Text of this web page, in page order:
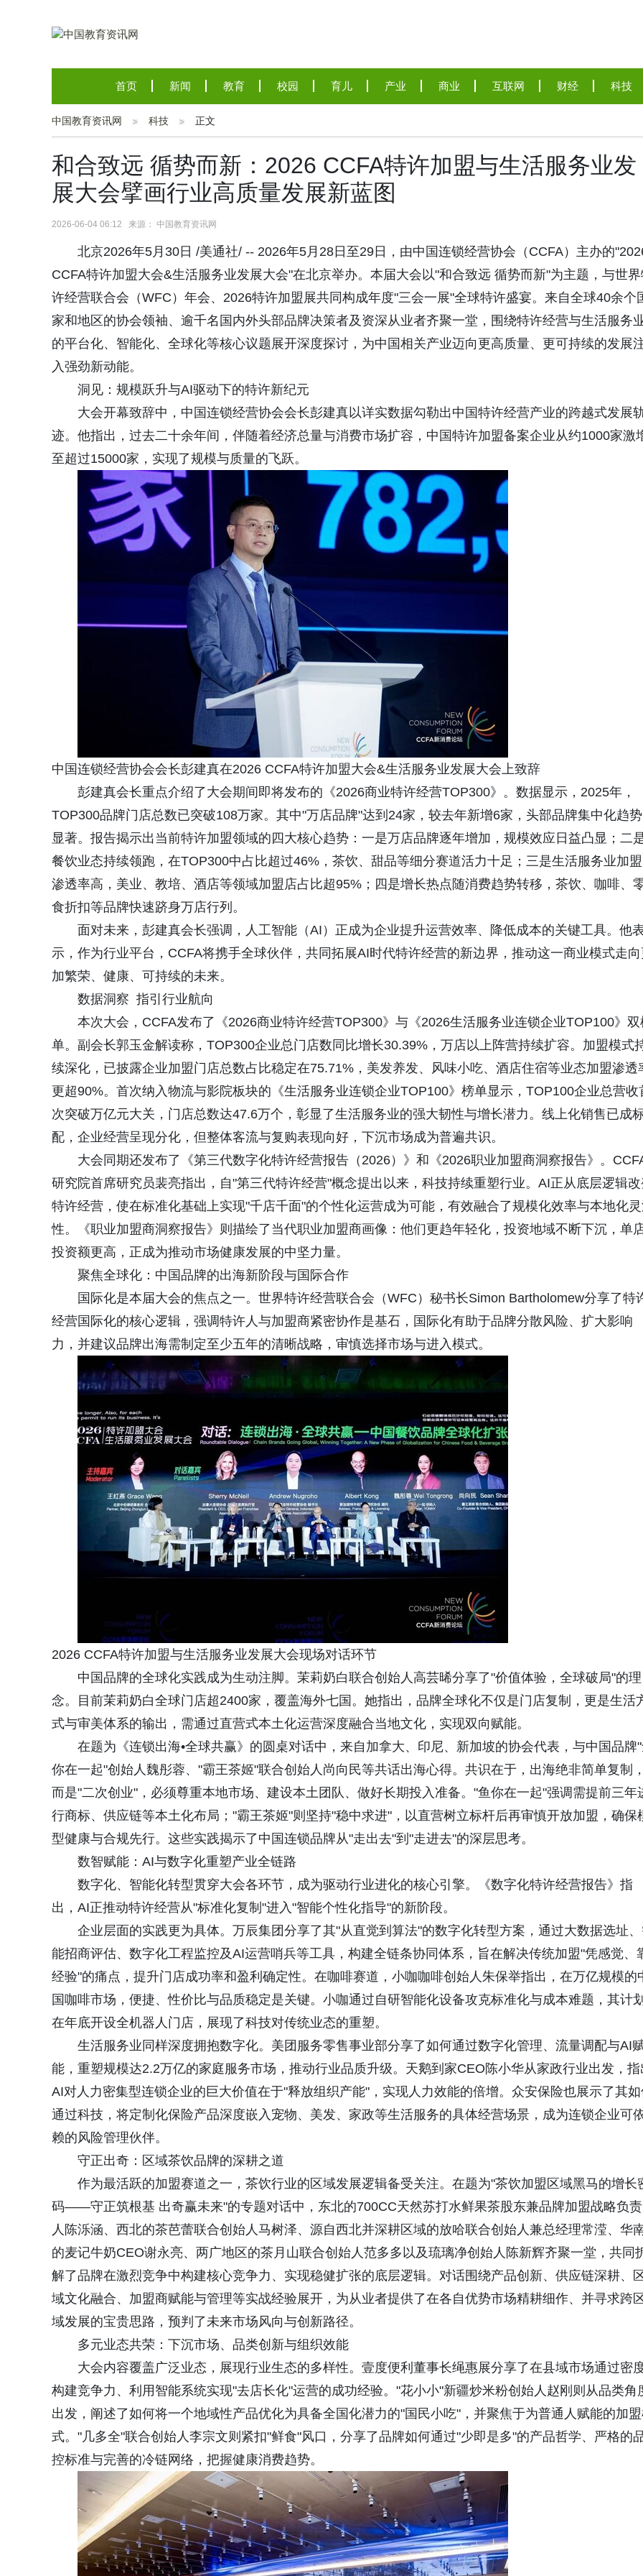
首页 新闻 教育 校园 育儿 产业 商业 互联网 财经 科技
中国教育资讯网 科技 正文
和合致远 循势而新：2026 CCFA特许加盟与生活服务业发
展大会擘画行业高质量发展新蓝图
2026-06-04 06:12 来源： 中国教育资讯网
北京2026年5月30日 /美通社/ -- 2026年5月28日至29日，由中国连锁经营协会（CCFA）主办的
CCFA特许加盟大会&生活服务业发展大会"在北京举办。本届大会以"和合致远 循势而新"为主题，与世
许经营联合会（WFC）年会、2026特许加盟展共同构成年度"三会一展"全球特许盛宴。来自全球40余个
家和地区的协会领袖、逾千名国内外头部品牌决策者及资深从业者齐聚一堂，围绕特许经营与生活服务
的平台化、智能化、全球化等核心议题展开深度探讨，为中国相关产业迈向更高质量、更可持续的发展
入强劲新动能。
洞见：规模跃升与AI驱动下的特许新纪元
大会开幕致辞中，中国连锁经营协会会长彭建真以详实数据勾勒出中国特许经营产业的跨越式发展
迹。他指出，过去二十余年间，伴随着经济总量与消费市场扩容，中国特许加盟备案企业从约1000家激
至超过15000家，实现了规模与质量的飞跃。
中国连锁经营协会会长彭建真在2026 CCFA特许加盟大会&生活服务业发展大会上致辞
彭建真会长重点介绍了大会期间即将发布的《2026商业特许经营TOP300》。数据显示，2025年，
TOP300品牌门店总数已突破108万家。其中"万店品牌"达到24家，较去年新增6家，头部品牌集中化趋势
显著。报告揭示出当前特许加盟领域的四大核心趋势：一是万店品牌逐年增加，规模效应日益凸显；二
餐饮业态持续领跑，在TOP300中占比超过46%，茶饮、甜品等细分赛道活力十足；三是生活服务业加盟
渗透率高，美业、教培、酒店等领域加盟店占比超95%；四是增长热点随消费趋势转移，茶饮、咖啡、
食折扣等品牌快速跻身万店行列。
面对未来，彭建真会长强调，人工智能（AI）正成为企业提升运营效率、降低成本的关键工具。他
示，作为行业平台，CCFA将携手全球伙伴，共同拓展AI时代特许经营的新边界，推动这一商业模式走向
加繁荣、健康、可持续的未来。
数据洞察 指引行业航向
本次大会，CCFA发布了《2026商业特许经营TOP300》与《2026生活服务业连锁企业TOP100》双
单。副会长郭玉金解读称，TOP300企业总门店数同比增长30.39%，万店以上阵营持续扩容。加盟模式
续深化，已披露企业加盟门店总数占比稳定在75.71%，美发养发、风味小吃、酒店住宿等业态加盟渗透
更超90%。首次纳入物流与影院板块的《生活服务业连锁企业TOP100》榜单显示，TOP100企业总营收
次突破万亿元大关，门店总数达47.6万个，彰显了生活服务业的强大韧性与增长潜力。线上化销售已成
配，企业经营呈现分化，但整体客流与复购表现向好，下沉市场成为普遍共识。
大会同期还发布了《第三代数字化特许经营报告（2026）》和《2026职业加盟商洞察报告》。
研究院首席研究员裴亮指出，自"第三代特许经营"概念提出以来，科技持续重塑行业。AI正从底层逻辑
特许经营，使在标准化基础上实现"千店千面"的个性化运营成为可能，有效融合了规模化效率与本地化
性。《职业加盟商洞察报告》则描绘了当代职业加盟商画像：他们更趋年轻化，投资地域不断下沉，单
投资额更高，正成为推动市场健康发展的中坚力量。
聚焦全球化：中国品牌的出海新阶段与国际合作
国际化是本届大会的焦点之一。世界特许经营联合会（WFC）秘书长Simon Bartholomew分享了特
经营国际化的核心逻辑，强调特许人与加盟商紧密协作是基石，国际化有助于品牌分散风险、扩大影响
力，并建议品牌出海需制定至少五年的清晰战略，审慎选择市场与进入模式。
2026 CCFA特许加盟与生活服务业发展大会现场对话环节
中国品牌的全球化实践成为生动注脚。茉莉奶白联合创始人高芸晞分享了"价值体验，全球破局"的理
念。目前茉莉奶白全球门店超2400家，覆盖海外七国。她指出，品牌全球化不仅是门店复制，更是生活
式与审美体系的输出，需通过直营式本土化运营深度融合当地文化，实现双向赋能。
在题为《连锁出海•全球共赢》的圆桌对话中，来自加拿大、印尼、新加坡的协会代表，与中国品牌"
你在一起"创始人魏彤蓉、"霸王茶姬"联合创始人尚向民等共话出海心得。共识在于，出海绝非简单复制，
而是"二次创业"，必须尊重本地市场、建设本土团队、做好长期投入准备。"鱼你在一起"强调需提前三年
行商标、供应链等本土化布局；"霸王茶姬"则坚持"稳中求进"，以直营树立标杆后再审慎开放加盟，确保
型健康与合规先行。这些实践揭示了中国连锁品牌从"走出去"到"走进去"的深层思考。
数智赋能：AI与数字化重塑产业全链路
数字化、智能化转型贯穿大会各环节，成为驱动行业进化的核心引擎。《数字化特许经营报告》指
出，AI正推动特许经营从"标准化复制"进入"智能个性化指导"的新阶段。
企业层面的实践更为具体。万辰集团分享了其"从直觉到算法"的数字化转型方案，通过大数据选址
能招商评估、数字化工程监控及AI运营哨兵等工具，构建全链条协同体系，旨在解决传统加盟"凭感觉、
经验"的痛点，提升门店成功率和盈利确定性。在咖啡赛道，小咖咖啡创始人朱保举指出，在万亿规模的
国咖啡市场，便捷、性价比与品质稳定是关键。小咖通过自研智能化设备攻克标准化与成本难题，其计划
在年底开设全机器人门店，展现了科技对传统业态的重塑。
生活服务业同样深度拥抱数字化。美团服务零售事业部分享了如何通过数字化管理、流量调配与AI
能，重塑规模达2.2万亿的家庭服务市场，推动行业品质升级。天鹅到家CEO陈小华从家政行业出发，指
AI对人力密集型连锁企业的巨大价值在于"释放组织产能"，实现人力效能的倍增。众安保险也展示了其
通过科技，将定制化保险产品深度嵌入宠物、美发、家政等生活服务的具体经营场景，成为连锁企业可
赖的风险管理伙伴。
守正出奇：区域茶饮品牌的深耕之道
作为最活跃的加盟赛道之一，茶饮行业的区域发展逻辑备受关注。在题为"茶饮加盟区域黑马的增长
码——守正筑根基 出奇赢未来"的专题对话中，东北的700CC天然苏打水鲜果茶股东兼品牌加盟战略负责
人陈泺涵、西北的茶芭蕾联合创始人马树泽、源自西北并深耕区域的放哈联合创始人兼总经理常滢、华
的麦记牛奶CEO谢永亮、两广地区的茶月山联合创始人范多多以及琉璃净创始人陈新辉齐聚一堂，共同
解了品牌在激烈竞争中构建核心竞争力、实现稳健扩张的底层逻辑。对话围绕产品创新、供应链深耕、区
域文化融合、加盟商赋能与管理等实战经验展开，为从业者提供了在各自优势市场精耕细作、并寻求跨区
域发展的宝贵思路，预判了未来市场风向与创新路径。
多元业态共荣：下沉市场、品类创新与组织效能
大会内容覆盖广泛业态，展现行业生态的多样性。壹度便利董事长绳惠展分享了在县域市场通过密
构建竞争力、利用智能系统实现"去店长化"运营的成功经验。"花小小"新疆炒米粉创始人赵刚则从品类角
出发，阐述了如何将一个地域性产品优化为具备全国化潜力的"国民小吃"，并聚焦于为普通人赋能的加
式。"几多全"联合创始人李宗文则紧扣"鲜食"风口，分享了品牌如何通过"少即是多"的产品哲学、严格的
控标准与完善的冷链网络，把握健康消费趋势。